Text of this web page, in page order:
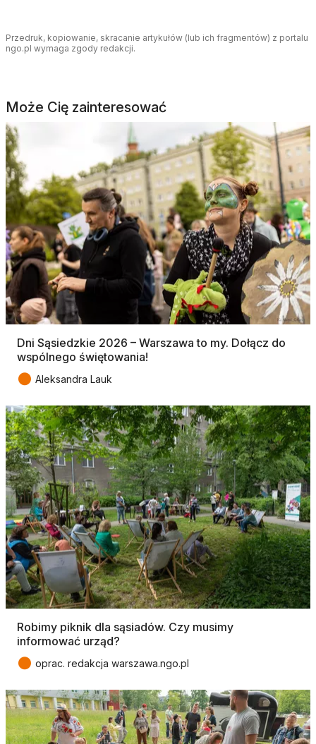
Przedruk, kopiowanie, skracanie artykułów (lub ich fragmentów) z portalu
ngo.pl wymaga zgody redakcji.
Może Cię zainteresować
Dni Sąsiedzkie 2026 – Warszawa to my. Dołącz do
wspólnego świętowania!
● Aleksandra Lauk
Robimy piknik dla sąsiadów. Czy musimy
informować urząd?
● oprac. redakcja warszawa.ngo.pl